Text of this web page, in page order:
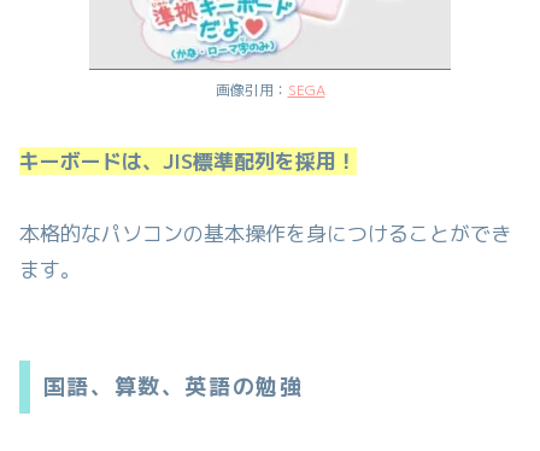
画像引用： SEGA
キーボードは、JIS標準配列を採用！
本格的なパソコンの基本操作を身につけることができ
ます。
国語、算数、英語の勉強